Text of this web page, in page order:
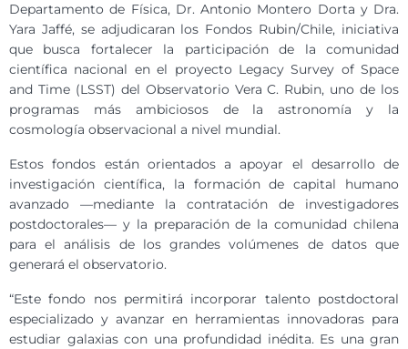
Departamento de Física, Dr. Antonio Montero Dorta y Dra.
Yara Jaffé, se adjudicaran los Fondos Rubin/Chile, iniciativa
que busca fortalecer la participación de la comunidad
científica nacional en el proyecto Legacy Survey of Space
and Time (LSST) del Observatorio Vera C. Rubin, uno de los
programas más ambiciosos de la astronomía y la
cosmología observacional a nivel mundial.
Estos fondos están orientados a apoyar el desarrollo de
investigación científica, la formación de capital humano
avanzado —mediante la contratación de investigadores
postdoctorales— y la preparación de la comunidad chilena
para el análisis de los grandes volúmenes de datos que
generará el observatorio.
“Este fondo nos permitirá incorporar talento postdoctoral
especializado y avanzar en herramientas innovadoras para
estudiar galaxias con una profundidad inédita. Es una gran